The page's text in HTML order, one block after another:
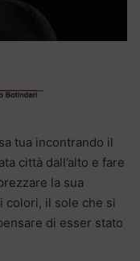
tua incontrando il
città dall’alto e fare
la sua
colori, il sole che si
di esser stato